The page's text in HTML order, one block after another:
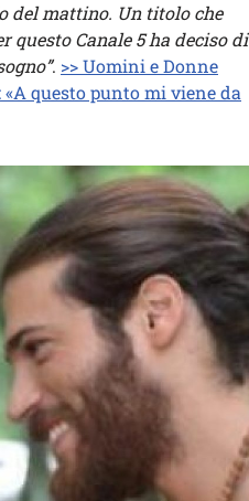
del mattino. Un titolo che
questo Canale 5 ha deciso di
. >> Uomini e Donne
«A questo punto mi viene da